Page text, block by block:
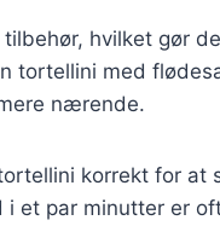
hvilket gør
tortellini med
nærende.
korrekt for at
i et par minutter er